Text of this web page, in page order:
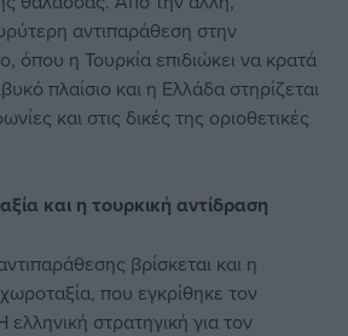
αντιπαράθεση στην
όπου η Τουρκία επιδιώκει να κρατά
πλαίσιο και η Ελλάδα στηρίζεται
και στις δικές της οριοθετικές
και η τουρκική αντίδραση
βρίσκεται και η
που εγκρίθηκε τον
στρατηγική για τον